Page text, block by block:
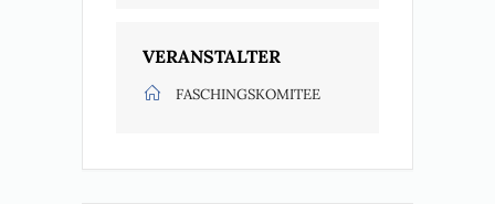
VERANSTALTER
FASCHINGSKOMITEE